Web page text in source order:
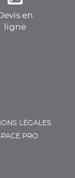
en
ligne
LÉGALES
PRO